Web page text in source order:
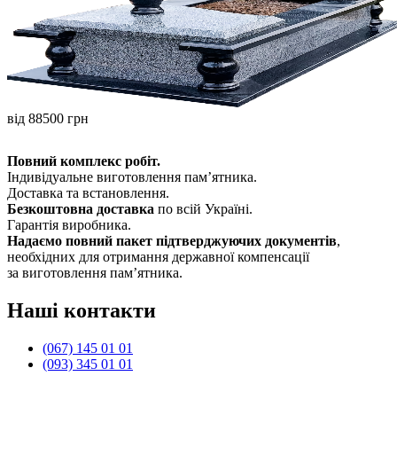
від 88500 грн
Повний комплекс робіт.
Індивідуальне виготовлення памʼятника.
Доставка та встановлення.
Безкоштовна доставка по всій Україні.
Гарантія виробника.
Надаємо повний пакет підтверджуючих документів,
необхідних для отримання державної компенсації
за виготовлення пам’ятника.
Наші контакти
(067) 145 01 01
(093) 345 01 01